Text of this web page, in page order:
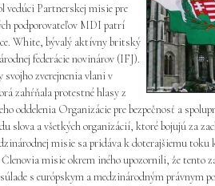
vedúci Partnerskej misie pre
podporovateľov MDI patrí
White, bývalý aktívny britský
federácie novinárov (IFJ).
zverejnenia vlani v
zahŕňala protestné hlasy z
oddelenia Organizácie pre bezpečnosť a
slova a všetkých organizácií, ktoré bojujú za
misie sa pridáva k doterajšiemu
misie okrem iného upozornili, že tento
s európskym a medzinárodným právnym